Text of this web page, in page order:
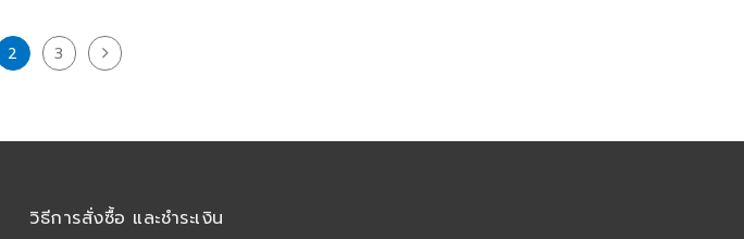
2 3
วิธีการสั่งซื้อ และชำระเงิน